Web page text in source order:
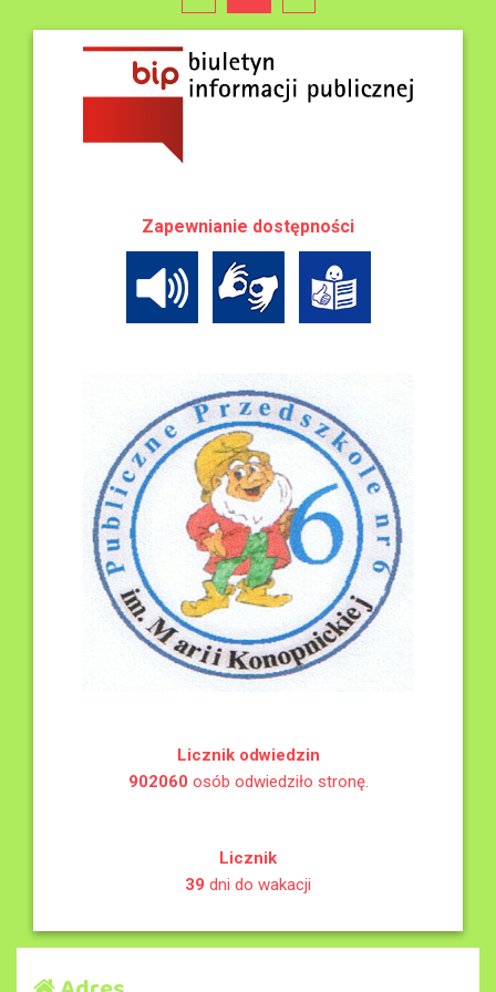
Zapewnianie dostępności
Licznik odwiedzin
902060 osób odwiedziło stronę.
Licznik
39 dni do wakacji